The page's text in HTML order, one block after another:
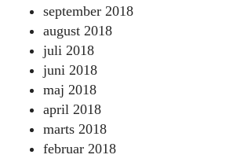
september 2018
august 2018
juli 2018
juni 2018
maj 2018
april 2018
marts 2018
februar 2018